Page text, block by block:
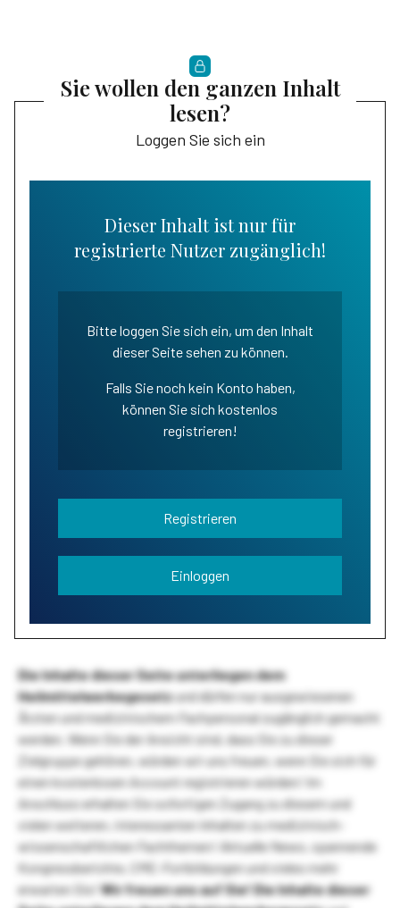
Sie wollen den ganzen Inhalt
lesen?
Loggen Sie sich ein
Dieser Inhalt ist nur für
registrierte Nutzer zugänglich!
Bitte loggen Sie sich ein, um den Inhalt
dieser Seite sehen zu können.
Falls Sie noch kein Konto haben,
können Sie sich kostenlos
registrieren!
Registrieren
Einloggen
Die Inhalte dieser Seite unterliegen dem
Heilmittelwerbegesetzund dürfen nur ausgewiesenen
Ärzten und medizinischem Fachpersonal zugänglich gemacht
werden. Wenn Sie der Ansicht sind, dass Sie zu dieser
Zielgruppe gehören, würden wir uns freuen, wenn Sie sich für
einen kostenlosen Account registrieren würden! Im
Anschluss erhalten Sie sofortigen Zugang zu diesem und
vielen weiteren, interessanten Inhalten zu medizinisch-
wissenschaftlichen Fachthemen! Aktuelle News, spannende
Kongressberichte, CME-Fortbildungen und vieles mehr
erwarten Sie!Wir freuen uns auf Sie!Die Inhalte dieser